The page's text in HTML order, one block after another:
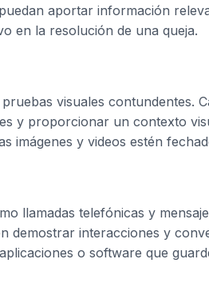
aportar información
en la resolución de una queja.
visuales contundentes.
y proporcionar un contexto
imágenes y videos estén
llamadas telefónicas y
demostrar interacciones y
o software que